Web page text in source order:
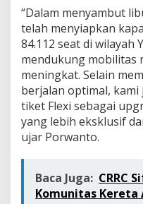
k
a
n
L
a
y
n
a
n
x
i
P
“Dalam menyambut
telah menyiapkan
84.112 seat di wilayah
mendukung mobilitas
meningkat. Selain
berjalan optimal,
tiket Flexi sebagai
yang lebih eksklusif
ujar Porwanto.
Baca Juga: CRRC
Komunitas Kereta